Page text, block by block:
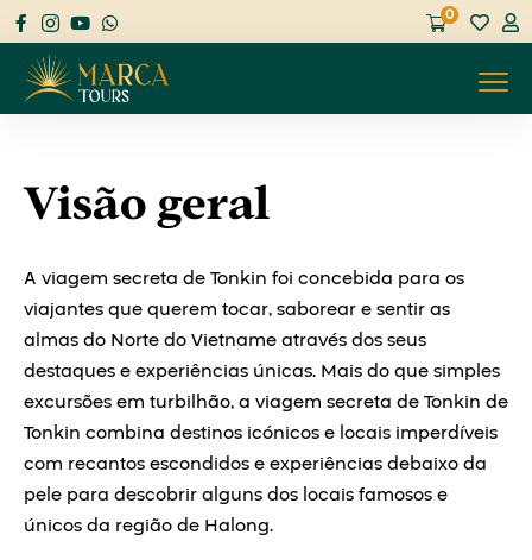
0
Visão geral
A viagem secreta de Tonkin foi concebida para os
viajantes que querem tocar, saborear e sentir as
almas do Norte do Vietname através dos seus
destaques e experiências únicas. Mais do que simples
excursões em turbilhão, a viagem secreta de Tonkin de
Tonkin combina destinos icónicos e locais imperdíveis
com recantos escondidos e experiências debaixo da
pele para descobrir alguns dos locais famosos e
únicos da região de Halong.